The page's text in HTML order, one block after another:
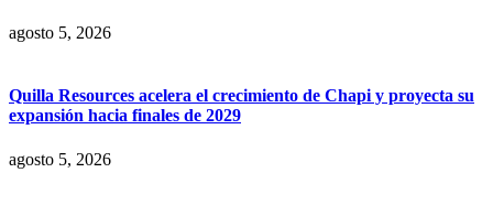
agosto 5, 2026
Quilla Resources acelera el crecimiento de Chapi y proyecta su
expansión hacia finales de 2029
agosto 5, 2026